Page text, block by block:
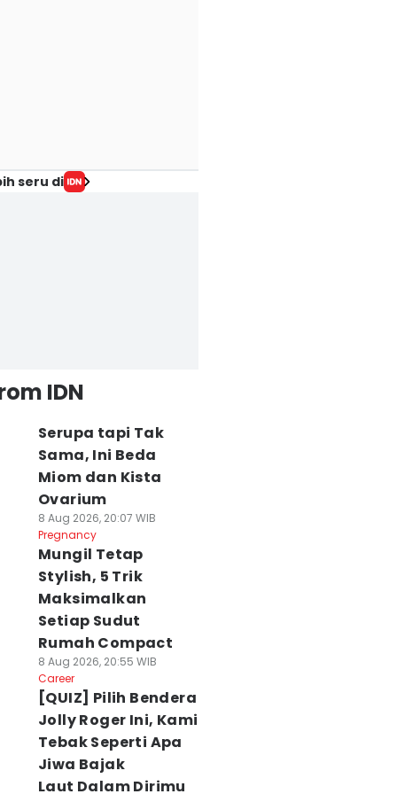
seru di
IDN
Serupa tapi Tak
Sama, Ini Beda
Miom dan Kista
Ovarium
8 Aug 2026, 20:07 WIB
Pregnancy
Mungil Tetap
Stylish, 5 Trik
Maksimalkan
Setiap Sudut
Rumah Compact
8 Aug 2026, 20:55 WIB
Career
[QUIZ] Pilih Bendera
Jolly Roger Ini, Kami
Tebak Seperti Apa
Jiwa Bajak
Laut Dalam Dirimu